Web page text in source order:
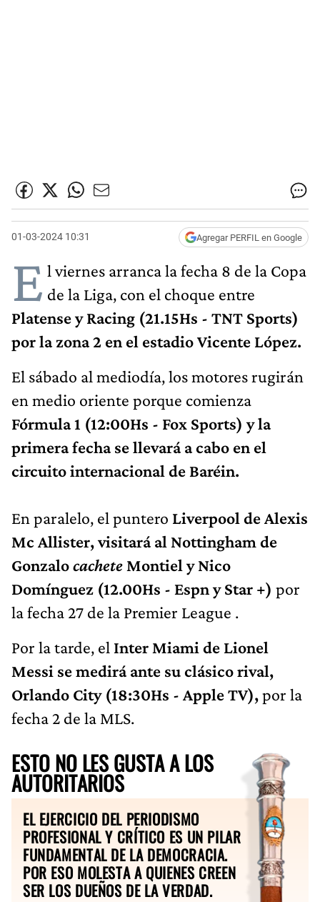
01-03-2024 10:31 Agregar PERFIL en Google
E l viernes arranca la fecha 8 de la Copa
de la Liga, con el choque entre
Platense y Racing (21.15Hs - TNT Sports)
por la zona 2 en el estadio Vicente López.
El sábado al mediodía, los motores rugirán
en medio oriente porque comienza
Fórmula 1 (12:00Hs - Fox Sports) y la
primera fecha se llevará a cabo en el
circuito internacional de Baréin.
En paralelo, el puntero Liverpool de Alexis
Mc Allister, visitará al Nottingham de
Gonzalocachete Montiel y Nico
Domínguez (12.00Hs - Espn y Star +) por
la fecha 27 de la Premier League .
Por la tarde, el Inter Miami de Lionel
Messi se medirá ante su clásico rival,
Orlando City (18:30Hs - Apple TV),por la
fecha 2 de la MLS.
ESTO NO LES GUSTA A LOS
AUTORITARIOS
EL EJERCICIO DEL PERIODISMO
PROFESIONAL Y CRÍTICO ES UN PILAR
FUNDAMENTAL DE LA DEMOCRACIA.
POR ESO MOLESTA A QUIENES CREEN
SER LOS DUEÑOS DE LA VERDAD.